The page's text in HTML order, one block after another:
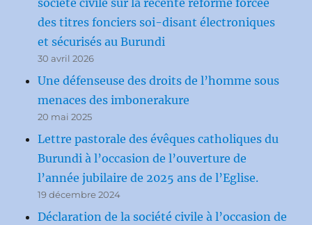
des titres fonciers soi-disant électroniques
et sécurisés au Burundi
30 avril 2026
Une défenseuse des droits de l’homme sous
menaces des imbonerakure
20 mai 2025
Lettre pastorale des évêques catholiques du
Burundi à l’occasion de l’ouverture de
l’année jubilaire de 2025 ans de l’Eglise.
19 décembre 2024
Déclaration de la société civile à l’occasion de